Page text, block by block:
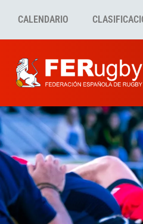
CALENDARIO